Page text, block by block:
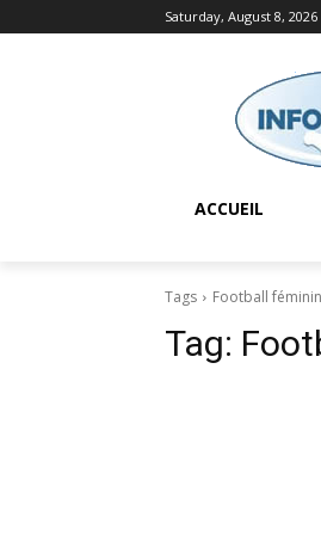
Saturday, August 8, 2026
ACCUEIL
Tags Football
Tag: